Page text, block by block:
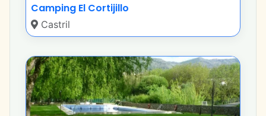
Camping El Cortijillo
Castril